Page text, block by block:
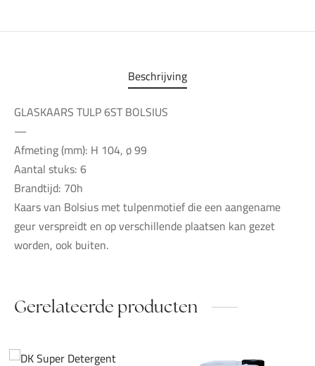
Beschrijving
GLASKAARS TULP 6ST BOLSIUS
—
Afmeting (mm): H 104, ø 99
Aantal stuks: 6
Brandtijd: 70h
Kaars van Bolsius met tulpenmotief die een aangename
geur verspreidt en op verschillende plaatsen kan gezet
worden, ook buiten.
Gerelateerde producten